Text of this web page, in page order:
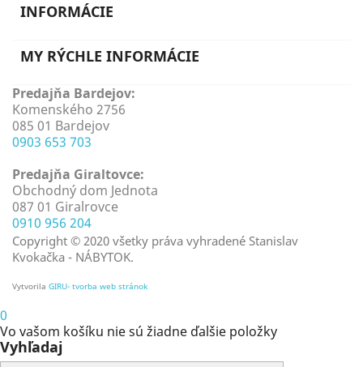
INFORMÁCIE
MY RÝCHLE INFORMÁCIE
Predajňa Bardejov:
Komenského 2756
085 01 Bardejov
0903 653 703
Predajňa Giraltovce:
Obchodný dom Jednota
087 01 Giralrovce
0910 956 204
Copyright © 2020 všetky práva vyhradené Stanislav
Kvokačka - NÁBYTOK.
Vytvorila GIRU- tvorba web stránok
0
Vo vašom košíku nie sú žiadne ďalšie položky
Vyhľadaj